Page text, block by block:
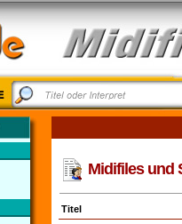
Midifiles und
Titel